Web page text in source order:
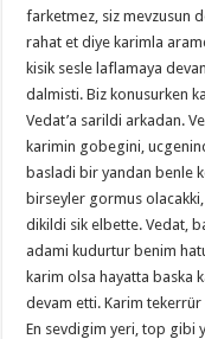
farketmez, siz mevzusun
rahat et diye karimla
kisik sesle laflamaya
dalmisti. Biz konusurken
Vedat’a sarildi arkadan.
karimin gobegini,
basladi bir yandan benle
birseyler gormus
dikildi sik elbette. Vedat,
adami kudurtur benim
karim olsa hayatta baska
devam etti. Karim
En sevdigim yeri, top gibi